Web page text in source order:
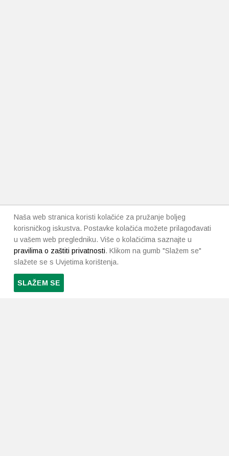
Naša web stranica koristi kolačiće za pružanje boljeg
korisničkog iskustva. Postavke kolačića možete prilagođavati
u vašem web pregledniku. Više o kolačićima saznajte u
pravilima o zaštiti privatnosti. Klikom na gumb "Slažem se"
slažete se s Uvjetima korištenja.
SLAŽEM SE